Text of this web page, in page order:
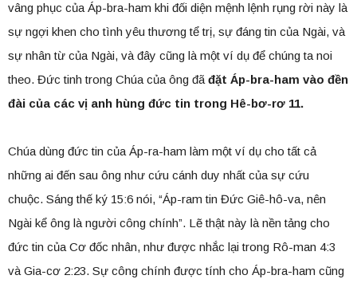
vâng phục của Áp-bra-ham khi đối diện mệnh lệnh rụng rời này là
sự ngợi khen cho tình yêu thương tể trị, sự đáng tin của Ngài, và
sự nhân từ của Ngài, và đây cũng là một ví dụ để chúng ta noi
theo. Đức tinh trong Chúa của ông đã đặt Áp-bra-ham vào đền
đài của các vị anh hùng đức tin trong Hê-bơ-rơ 11.
Chúa dùng đức tin của Áp-ra-ham làm một ví dụ cho tất cả
những ai đến sau ông như cứu cánh duy nhất của sự cứu
chuộc. Sáng thế ký 15:6 nói, “Áp-ram tin Đức Giê-hô-va, nên
Ngài kể ông là người công chính”. Lẽ thật này là nền tảng cho
đức tin của Cơ đốc nhân, như được nhắc lại trong Rô-man 4:3
và Gia-cơ 2:23. Sự công chính được tính cho Áp-bra-ham cũng